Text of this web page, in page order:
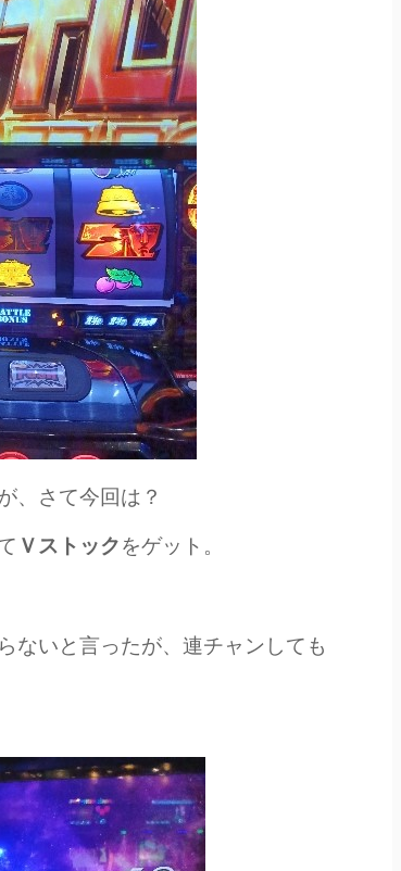
、さて今回は？
Ｖストックをゲット。
ないと言ったが、連チャンしても